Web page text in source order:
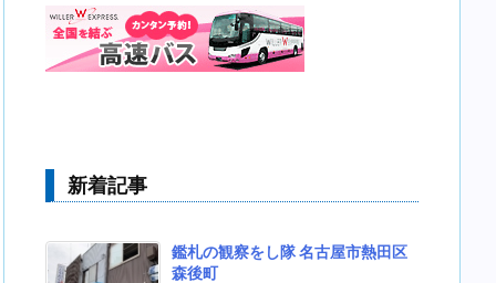
新着記事
鑑札の観察をし隊 名古屋市熱田区
森後町